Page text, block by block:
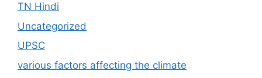
TN Hindi
Uncategorized
UPSC
various factors affecting the climate